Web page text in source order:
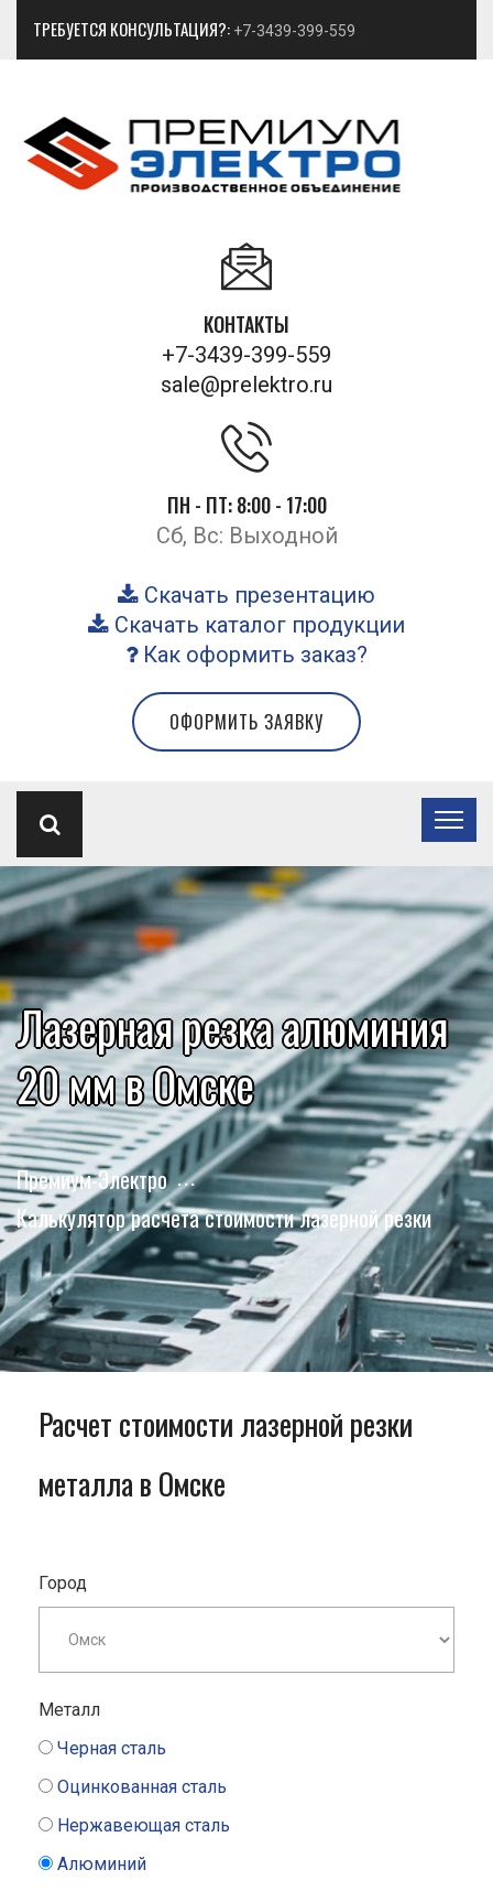
ТРЕБУЕТСЯ КОНСУЛЬТАЦИЯ?: +7-3439-399-559
КОНТАКТЫ
+7-3439-399-559
sale@prelektro.ru
ПН - ПТ: 8:00 - 17:00
Сб, Вс: Выходной
Скачать презентацию
Скачать каталог продукции
Как оформить заказ?
ОФОРМИТЬ ЗАЯВКУ
Лазерная резка алюминия
20 мм в Омске
Премиум-Электро
Калькулятор расчета стоимости лазерной резки
Расчет стоимости лазерной резки
металла в Омске
Город
Металл
Черная сталь
Оцинкованная сталь
Нержавеющая сталь
Алюминий